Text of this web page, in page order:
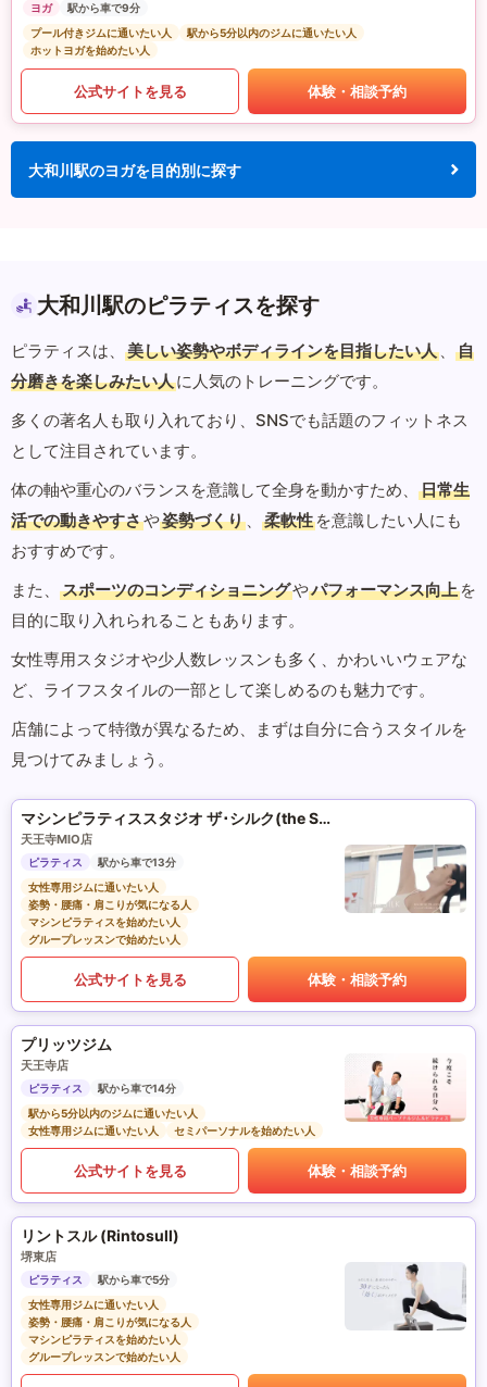
ヨガ
駅から車で9分
プール付きジムに通いたい人
駅から5分以内のジムに通いたい人
ホットヨガを始めたい人
公式サイトを見る 体験・相談予約
大和川駅のヨガを目的別に探す
大和川駅のピラティスを探す
ピラティスは、 美しい姿勢やボディラインを目指したい人 、
自
分磨きを楽しみたい人に人気のトレーニングです。
多くの著名人も取り入れており、SNSでも話題のフィットネス
として注目されています。
体の軸や重心のバランスを意識して全身を動かすため、
日常生
活での動きやすさや姿勢づくり 、 柔軟性 を意識したい人にも
おすすめです。
また、
スポーツのコンディショニングやパフォーマンス向上 を
目的に取り入れられることもあります。
女性専用スタジオや少人数レッスンも多く、かわいいウェアな
ど、ライフスタイルの一部として楽しめるのも魅力です。
店舗によって特徴が異なるため、まずは自分に合うスタイルを
見つけてみましょう。
マシンピラティススタジオ ザ･シルク(the SILK)
天王寺MIO店
ピラティス
駅から車で13分
女性専用ジムに通いたい人
姿勢・腰痛・肩こりが気になる人
マシンピラティスを始めたい人
グループレッスンで始めたい人
公式サイトを見る 体験・相談予約
プリッツジム
天王寺店
ピラティス
駅から車で14分
駅から5分以内のジムに通いたい人
女性専用ジムに通いたい人
セミパーソナルを始めたい人
公式サイトを見る 体験・相談予約
リントスル (Rintosull)
堺東店
ピラティス
駅から車で5分
女性専用ジムに通いたい人
姿勢・腰痛・肩こりが気になる人
マシンピラティスを始めたい人
グループレッスンで始めたい人